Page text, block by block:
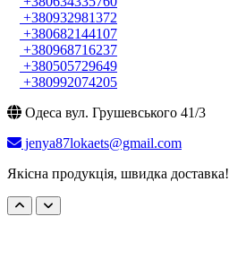
+380932981372
+380682144107
+380968716237
+380505729649
+380992074205
Одеса вул. Грушевського 41/3
jenya87lokaets@gmail.com
Якісна продукція, швидка доставка!